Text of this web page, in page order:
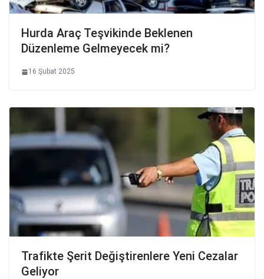
Hurda Araç Teşvikinde Beklenen
Düzenleme Gelmeyecek mi?
16 Şubat 2025
Trafikte Şerit Değiştirenlere Yeni Cezalar
Geliyor